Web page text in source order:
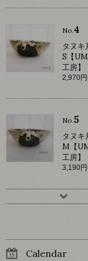
No.4
タヌキ
S【
工房】
2,970
No.5
タヌキ
M【
工房】
3,190
Calendar